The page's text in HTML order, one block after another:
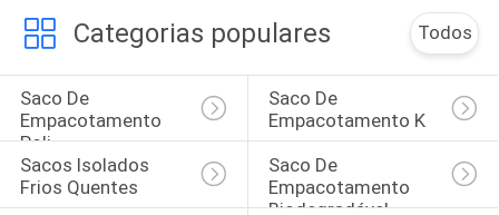
Categorias populares Todos
Saco De
Empacotamento
Poli
Saco De
Empacotamento K
Sacos Isolados
Frios Quentes
Saco De
Empacotamento
Biodegradável